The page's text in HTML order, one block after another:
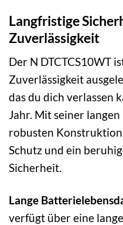
Langfristige
Zuverlässigkeit
Der N DTCTCS10WT
Zuverlässigkeit
das du dich verlassen
Jahr. Mit seiner
robusten
Schutz und ein
Sicherheit.
Lange
verfügt über eine